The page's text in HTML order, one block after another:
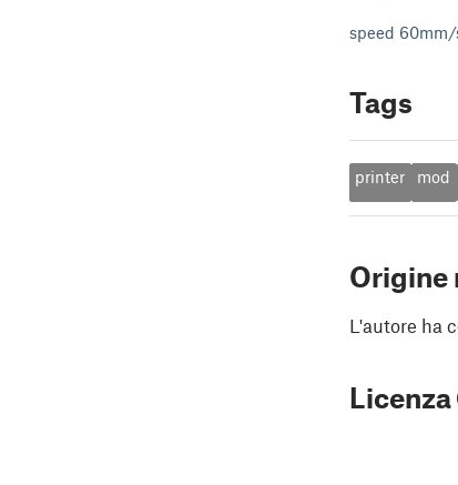
speed 60mm/
Tags
printer mod
Origine
L'autore ha
Licenza